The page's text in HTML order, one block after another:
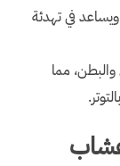
في تهدئة
والبطن، مما